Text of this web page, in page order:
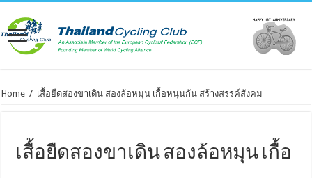
Home / เสื้อยืดสองขาเดิน สองล้อหมุน เกื้อหนุนกัน สร้างสรรค์สังคม
เสื้อยืดสองขาเดิน สองล้อหมุน เกื้อ